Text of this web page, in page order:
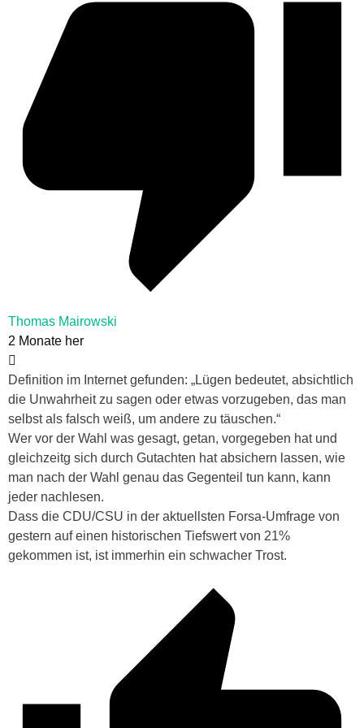
Thomas Mairowski
2 Monate her
Definition im Internet gefunden: „Lügen bedeutet, absichtlich
die Unwahrheit zu sagen oder etwas vorzugeben, das man
selbst als falsch weiß, um andere zu täuschen.“
Wer vor der Wahl was gesagt, getan, vorgegeben hat und
gleichzeitg sich durch Gutachten hat absichern lassen, wie
man nach der Wahl genau das Gegenteil tun kann, kann
jeder nachlesen.
Dass die CDU/CSU in der aktuellsten Forsa-Umfrage von
gestern auf einen historischen Tiefswert von 21%
gekommen ist, ist immerhin ein schwacher Trost.